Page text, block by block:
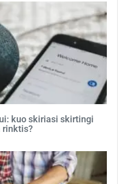
kuo skiriasi skirtingi
rinktis?